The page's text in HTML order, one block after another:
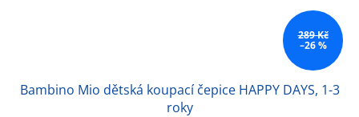
289 Kč
–26 %
Bambino Mio dětská koupací čepice HAPPY DAYS, 1-3
roky